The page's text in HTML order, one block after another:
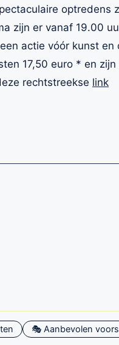
optredens
zijn er vanaf 19.00
actie vóór kunst
17,50 euro * en
rechtstreekse link
🎭 Aanbevolen